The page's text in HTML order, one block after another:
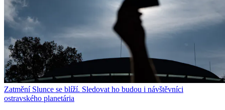
Zatmění Slunce se blíží. Sledovat ho budou i návštěvníci
ostravského planetária